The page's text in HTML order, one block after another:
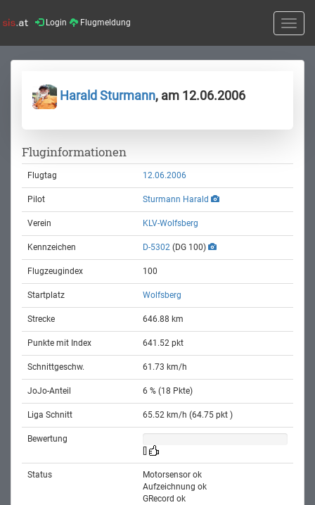
Login Flugmeldung
Toggle
Harald Sturmann, am 12.06.2006
Fluginformationen
Flugtag 12.06.2006
Pilot Sturmann Harald
Verein KLV-Wolfsberg
Kennzeichen D-5302 (DG 100)
Flugzeugindex 100
Startplatz Wolfsberg
Strecke 646.88 km
Punkte mit Index 641.52 pkt
Schnittgeschw. 61.73 km/h
JoJo-Anteil 6 % (18 Pkte)
Liga Schnitt 65.52 km/h (64.75 pkt )
Bewertung
Status
Motorsensor ok
Aufzeichnung ok
GRecord ok